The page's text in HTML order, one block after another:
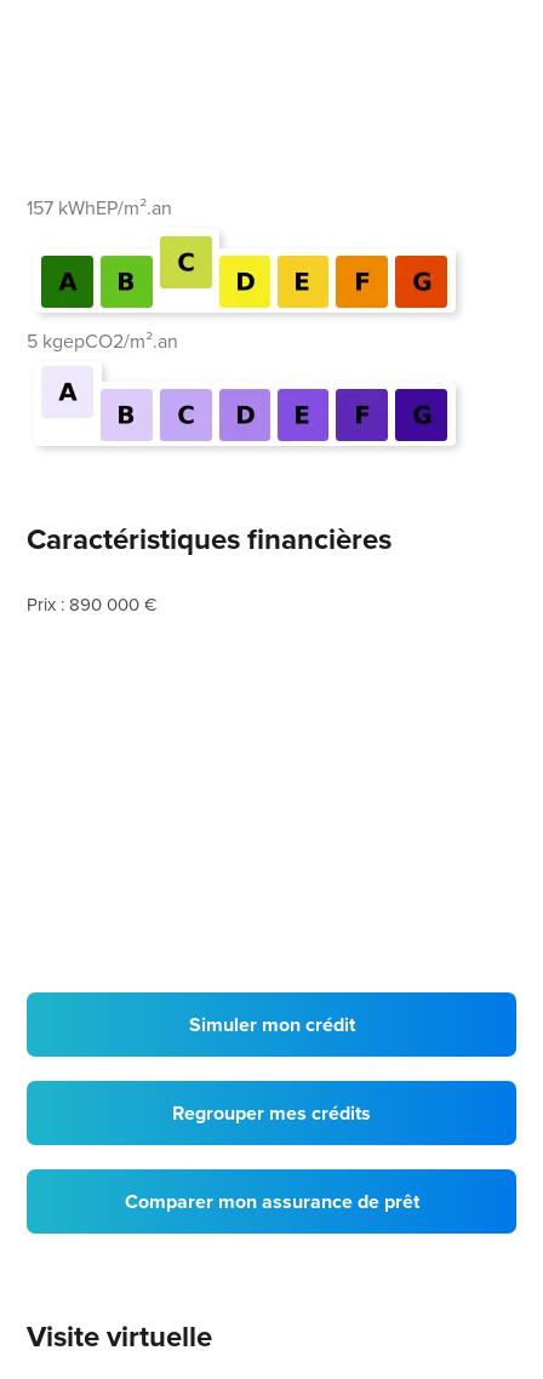
157 kWhEP/m².an
5 kgepCO2/m².an
Caractéristiques financières
Prix : 890 000 €
Simuler mon crédit
Regrouper mes crédits
Comparer mon assurance de prêt
Visite virtuelle